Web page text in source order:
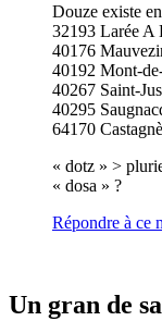
Douze existe
32193 Larée
40176
40192 Mont-
40267 Saint-
40295
64170
« dotz » >
« dosa » ?
Répondre à ce
Un gran de